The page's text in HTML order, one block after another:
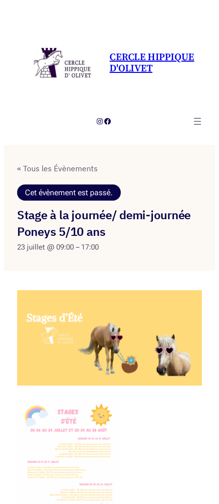
CERCLE HIPPIQUE
D'OLIVET
Instagram
Facebook
« Tous les Évènements
Cet évènement est passé.
Stage à la journée/ demi-journée
Poneys 5/10 ans
23 juillet @ 09:00– 17:00